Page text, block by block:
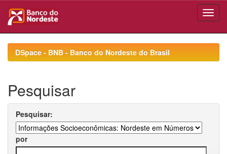
navigationDSpace - BNB - Banco do Nordeste do Brasil
Pesquisar
Pesquisar:
por